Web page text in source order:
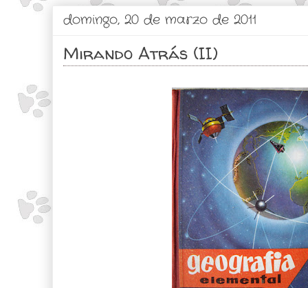
domingo, 20 de marzo de 2011
Mirando Atrás (II)